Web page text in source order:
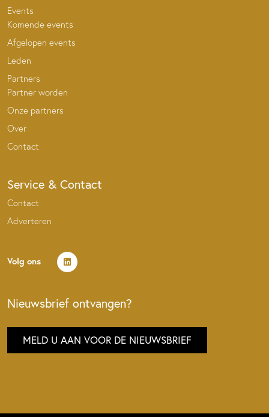
Events
Komende events
Afgelopen events
Leden
Partners
Partner worden
Onze partners
Over
Contact
Service & Contact
Contact
Adverteren
Volg ons
Nieuwsbrief ontvangen?
MELD U AAN VOOR DE NIEUWSBRIEF